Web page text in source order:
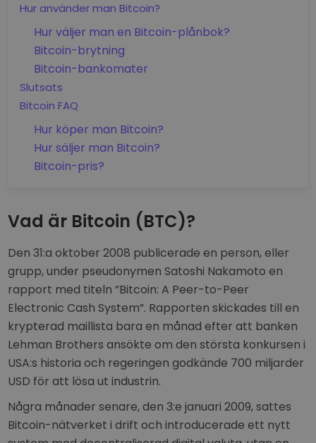
Hur använder man Bitcoin?
Hur väljer man en Bitcoin-plånbok?
Bitcoin-brytning
Bitcoin-bankomater
Slutsats
Bitcoin FAQ
Hur köper man Bitcoin?
Hur säljer man Bitcoin?
Bitcoin-pris?
Vad är Bitcoin (BTC)?
Den 31:a oktober 2008 publicerade en person, eller
grupp, under pseudonymen Satoshi Nakamoto en
rapport med titeln ”Bitcoin: A Peer-to-Peer
Electronic Cash System”. Rapporten skickades till en
krypterad maillista bara en månad efter att banken
Lehman Brothers ansökte om den största konkursen i
USA:s historia och regeringen godkände 700 miljarder
USD för att lösa ut industrin.
Några månader senare, den 3:e januari 2009, sattes
Bitcoin-nätverket i drift och introducerade ett nytt